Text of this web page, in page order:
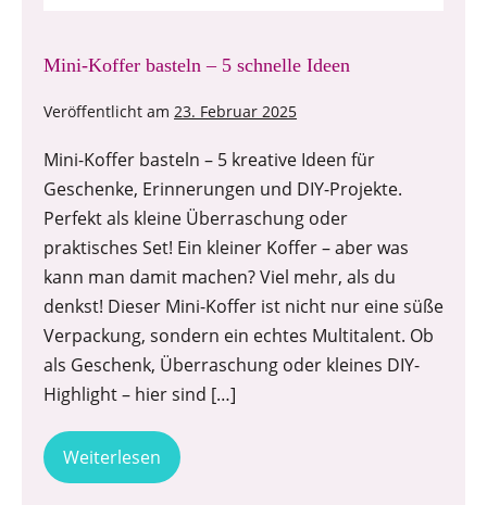
Mini-Koffer basteln – 5 schnelle Ideen
Veröffentlicht am 23. Februar 2025
Mini-Koffer basteln – 5 kreative Ideen für
Geschenke, Erinnerungen und DIY-Projekte.
Perfekt als kleine Überraschung oder
praktisches Set! Ein kleiner Koffer – aber was
kann man damit machen? Viel mehr, als du
denkst! Dieser Mini-Koffer ist nicht nur eine süße
Verpackung, sondern ein echtes Multitalent. Ob
als Geschenk, Überraschung oder kleines DIY-
Highlight – hier sind […]
Weiterlesen